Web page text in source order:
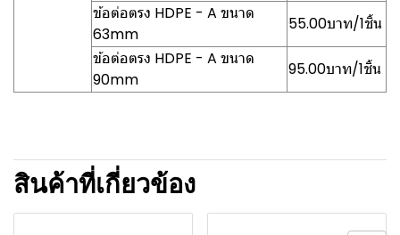
ข้อต่อตรง HDPE - A ขนาด
63mm
55.00บาท/1ชิ้น
ข้อต่อตรง HDPE - A ขนาด
90mm
95.00บาท/1ชิ้น
สินค้าที่เกี่ยวข้อง